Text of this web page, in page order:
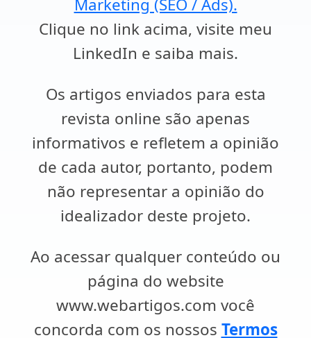
Marketing (SEO / Ads).
Clique no link acima, visite meu
LinkedIn e saiba mais.
Os artigos enviados para esta
revista online são apenas
informativos e refletem a opinião
de cada autor, portanto, podem
não representar a opinião do
idealizador deste projeto.
Ao acessar qualquer conteúdo ou
página do website
www.webartigos.com você
concorda com os nossos Termos